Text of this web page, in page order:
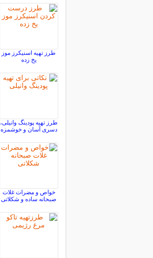
طرز تهیه اسنیکرز موز
یخ زده
طرز تهیه پودینگ وانیلی،
دسری آسان و خوشمزه
خواص و مضرات غلات
صبحانه ساده و شکلاتی